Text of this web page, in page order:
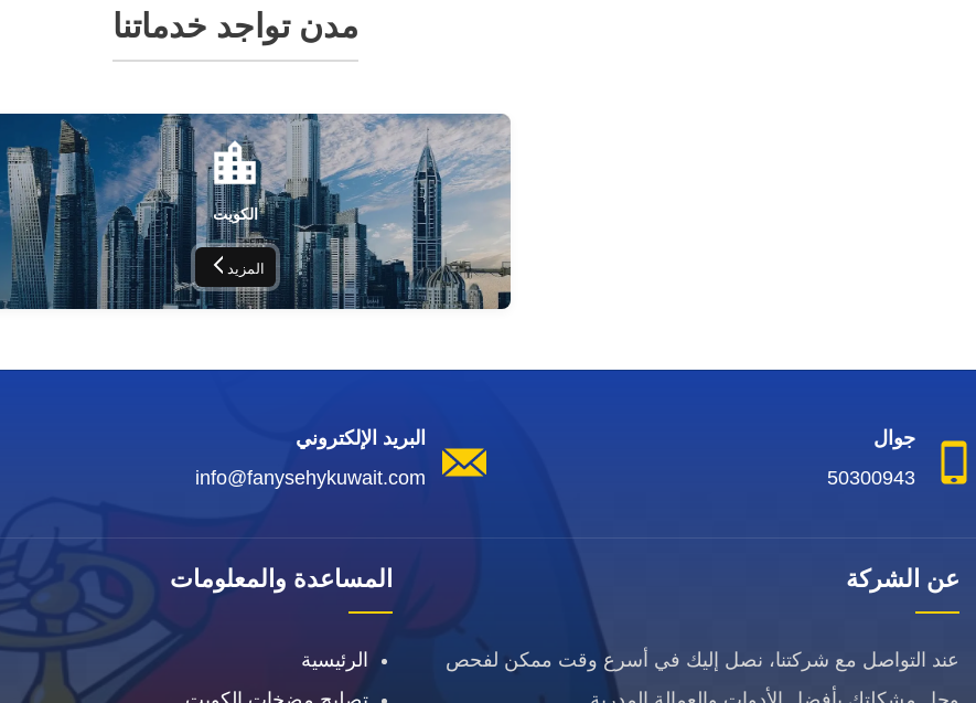
مدن تواجد خدماتنا
الكويت
المزيد
جوال
50300943
البريد الإلكتروني
info@fanysehykuwait.com
عن الشركة
عند التواصل مع شركتنا، نصل إليك في أسرع وقت ممكن لفحص
المساعدة والمعلومات
الرئيسية